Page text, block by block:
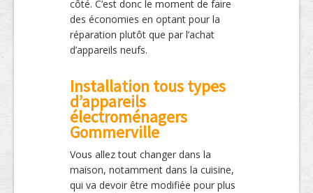
côté. C’est donc le moment de faire
des économies en optant pour la
réparation plutôt que par l’achat
d’appareils neufs.
Installation tous types
d’appareils
électroménagers
Gommerville
Vous allez tout changer dans la
maison, notamment dans la cuisine,
qui va devoir être modifiée pour plus